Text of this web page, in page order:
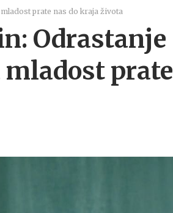
prate nas do kraja života
Odrastanje
prate